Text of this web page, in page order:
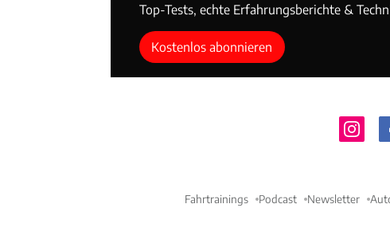
Top-Tests, echte Erfahrungsberichte &
Kostenlos abonnieren
Fahrtrainings Podcast Newsletter